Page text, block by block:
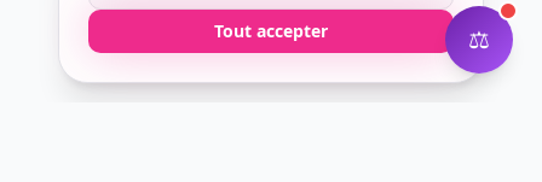
Tout accepter
⚖️